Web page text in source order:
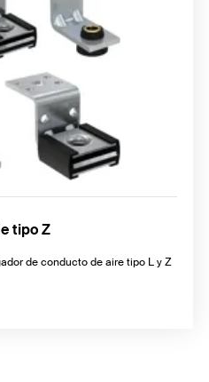
tipo Z
de conducto de aire tipo L y Z